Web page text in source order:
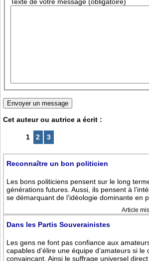
Cet auteur ou autrice a écrit :
1 2 3
Reconnaître un bon politicien
Les bons politiciens pensent sur le long
générations futures. Aussi, ils pensent à
se démarquant de l’idéologie dominante en
Article
Dans les Partis Souverainistes
Les gens ne font pas confiance aux
capables d’élire une équipe d’amateurs si le
convaincant. Ainsi le suffrage universel